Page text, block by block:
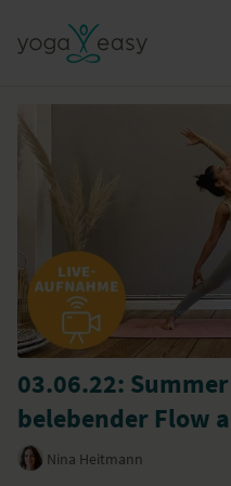
03.06.22:
belebender Flow
Nina Heitmann